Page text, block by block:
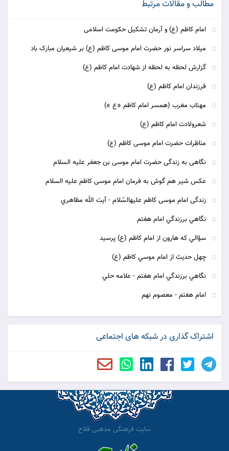
مطالب و مقالات مرتبط
امام کاظم (ع) و آرمان تشکیل حکومت اسلامی
میلاد سراسر نور حضرت امام موسی کاظم (ع) بر شیعیان مبارک باد
گزارش لحظه به لحظه از شهادت امام کاظم (ع)
فرزندان امام کاظم (ع)
مهتاب مغرب (همسر امام کاظم «ع »)
شعرولادت امام کاظم (ع)
مناظرات حضرت امام موسی کاظم (ع)
نگاهی به زندگی حضرت امام موسی بن جعفر علیه السلام
عكس شیر هم گوش به فرمان امام موسى كاظم علیه السلام
زندگى امام موسى كاظم عليه‏السّلام‏ - آيت الله مظاهري
نگاهي برزندگي امام هفتم
سؤالي كه هارون از امام كاظم (ع) پرسيد
چهل حديث از امام موسي كاظم (ع)
نگاهي برزندگي امام هفتم - علامه حلي
امام هفتم - معصوم نهم
اشتراک گذاری در شبکه های اجتماعی
سایت فرهنگی مذهبی فلاح